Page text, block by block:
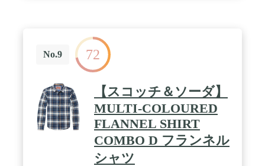
No.9 72
【スコッチ＆ソーダ】
MULTI-COLOURED
FLANNEL SHIRT
COMBO D フランネル
シャツ